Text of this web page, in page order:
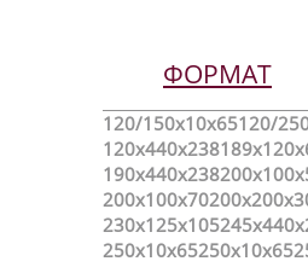
ФОРМАТ
120/150х10х65120/
120x440x238
190x440x238
200х100х70
230x125x105
250x10x65250х10х65